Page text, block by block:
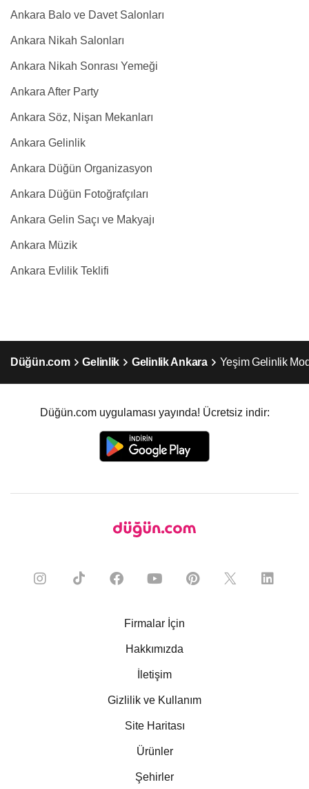
Ankara Balo ve Davet Salonları
Ankara Nikah Salonları
Ankara Nikah Sonrası Yemeği
Ankara After Party
Ankara Söz, Nişan Mekanları
Ankara Gelinlik
Ankara Düğün Organizasyon
Ankara Düğün Fotoğrafçıları
Ankara Gelin Saçı ve Makyajı
Ankara Müzik
Ankara Evlilik Teklifi
Düğün.com Gelinlik Gelinlik Ankara Yeşim Gelinlik
Düğün.com uygulaması yayında! Ücretsiz indir:
Firmalar İçin
Hakkımızda
İletişim
Gizlilik ve Kullanım
Site Haritası
Ürünler
Şehirler